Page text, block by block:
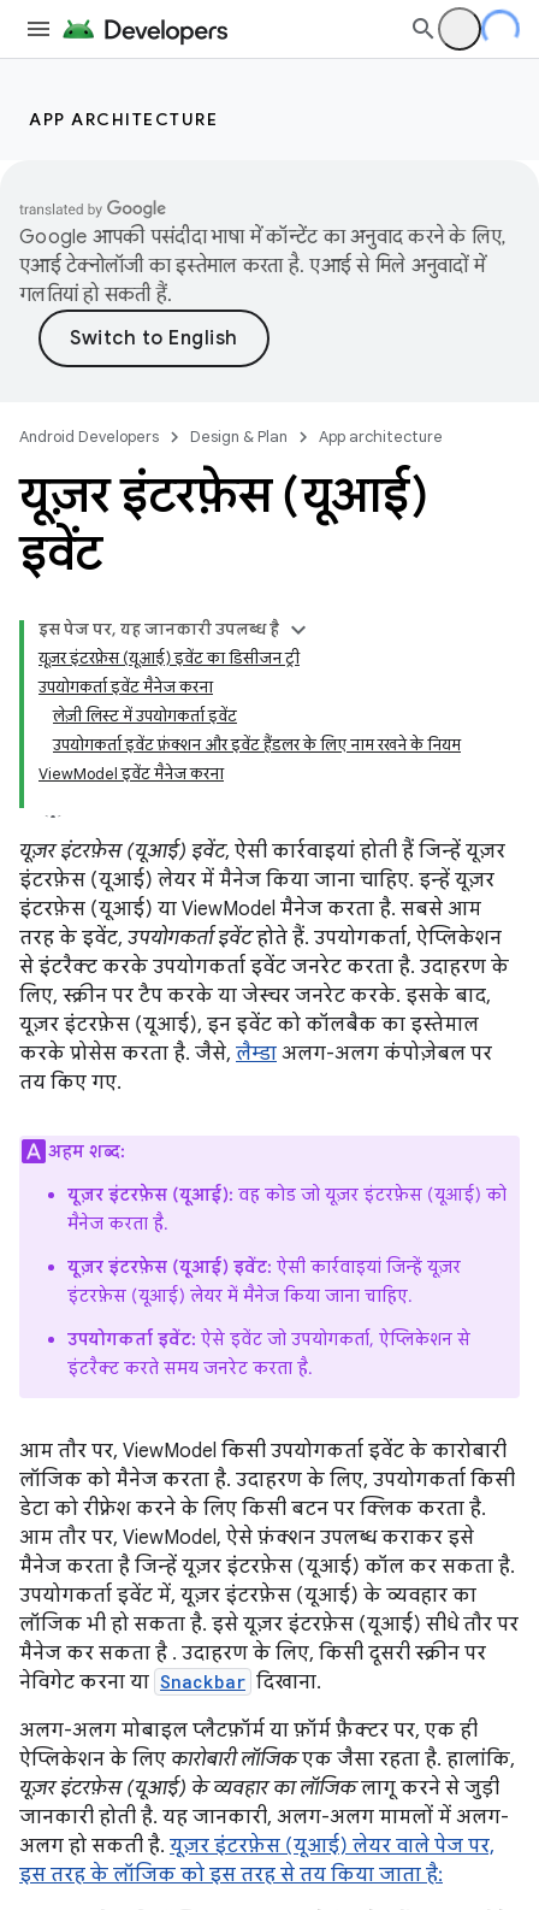
APP ARCHITECTURE
Google आपकी पसंदीदा भाषा में कॉन्टेंट का अनुवाद करने के लिए,
एआई टेक्नोलॉजी का इस्तेमाल करता है. एआई से मिले अनुवादों में
गलतियां हो सकती हैं.
Android Developers Design & Plan App architecture
यूज़र इंटरफ़ेस (यूआई)
इवेंट
इस पेज पर, यह जानकारी उपलब्ध है
यूज़र इंटरफ़ेस (यूआई) इवेंट का डिसीजन ट्री
उपयोगकर्ता इवेंट मैनेज करना
लेज़ी लिस्ट में उपयोगकर्ता इवेंट
उपयोगकर्ता इवेंट फ़ंक्शन और इवेंट हैंडलर के लिए नाम रखने के नियम
ViewModel इवेंट मैनेज करना
यूज़र इंटरफ़ेस (यूआई) इवेंट, ऐसी कार्रवाइयां होती हैं जिन्हें यूज़र
इंटरफ़ेस (यूआई) लेयर में मैनेज किया जाना चाहिए. इन्हें यूज़र
इंटरफ़ेस (यूआई) या ViewModel मैनेज करता है. सबसे आम
तरह के इवेंट, उपयोगकर्ता इवेंटहोते हैं. उपयोगकर्ता, ऐप्लिकेशन
से इंटरैक्ट करके उपयोगकर्ता इवेंट जनरेट करता है. उदाहरण के
लिए, स्क्रीन पर टैप करके या जेस्चर जनरेट करके. इसके बाद,
यूज़र इंटरफ़ेस (यूआई), इन इवेंट को कॉलबैक का इस्तेमाल
करके प्रोसेस करता है. जैसे, लैम्डा अलग-अलग कंपोज़ेबल पर
तय किए गए.
अहम शब्द:
यूज़र इंटरफ़ेस (यूआई): वह कोड जो यूज़र इंटरफ़ेस (यूआई) को
मैनेज करता है.
यूज़र इंटरफ़ेस (यूआई) इवेंट: ऐसी कार्रवाइयां जिन्हें यूज़र
इंटरफ़ेस (यूआई) लेयर में मैनेज किया जाना चाहिए.
उपयोगकर्ता इवेंट: ऐसे इवेंट जो उपयोगकर्ता, ऐप्लिकेशन से
इंटरैक्ट करते समय जनरेट करता है.
आम तौर पर, ViewModel किसी उपयोगकर्ता इवेंट के कारोबारी
लॉजिक को मैनेज करता है. उदाहरण के लिए, उपयोगकर्ता किसी
डेटा को रीफ़्रेश करने के लिए किसी बटन पर क्लिक करता है.
आम तौर पर, ViewModel, ऐसे फ़ंक्शन उपलब्ध कराकर इसे
मैनेज करता है जिन्हें यूज़र इंटरफ़ेस (यूआई) कॉल कर सकता है.
उपयोगकर्ता इवेंट में, यूज़र इंटरफ़ेस (यूआई) के व्यवहार का
लॉजिक भी हो सकता है. इसे यूज़र इंटरफ़ेस (यूआई) सीधे तौर पर
मैनेज कर सकता है . उदाहरण के लिए, किसी दूसरी स्क्रीन पर
नेविगेट करना या Snackbar दिखाना.
अलग-अलग मोबाइल प्लैटफ़ॉर्म या फ़ॉर्म फ़ैक्टर पर, एक ही
ऐप्लिकेशन के लिए कारोबारी लॉजिकएक जैसा रहता है. हालांकि,
यूज़र इंटरफ़ेस (यूआई) के व्यवहार का लॉजिकलागू करने से जुड़ी
जानकारी होती है. यह जानकारी, अलग-अलग मामलों में अलग-
अलग हो सकती है. यूज़र इंटरफ़ेस (यूआई) लेयर वाले पेज पर,
इस तरह के लॉजिक को इस तरह से तय किया जाता है: